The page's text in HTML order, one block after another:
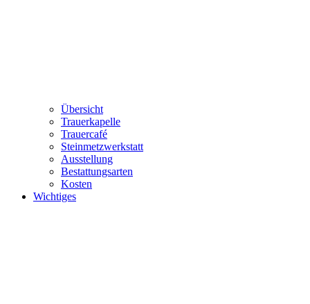
Übersicht
Trauerkapelle
Trauercafé
Steinmetzwerkstatt
Ausstellung
Bestattungsarten
Kosten
Wichtiges